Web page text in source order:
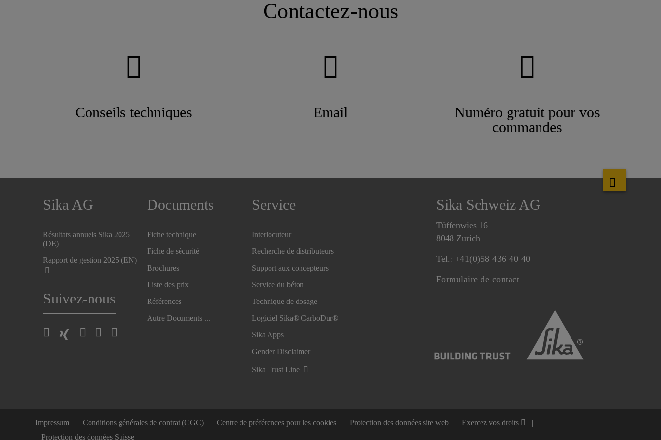
Contactez-nous
Conseils techniques Email
Numéro gratuit pour vos
commandes
Sika AG
Résultats annuels Sika 2025
(DE)
Rapport de gestion 2025 (EN)
Suivez-nous
Documents
Fiche technique
Fiche de sécurité
Brochures
Liste des prix
Références
Autre Documents ...
Service
Interlocuteur
Recherche de distributeurs
Support aux concepteurs
Service du béton
Technique de dosage
Logiciel Sika® CarboDur®
Sika Apps
Gender Disclaimer
Sika Trust Line
Sika Schweiz AG
Tüffenwies 16
8048 Zurich
Tel.: +41(0)58 436 40 40
Formulaire de contact
Impressum Conditions générales de contrat (CGC) Centre de préférences pour les cookies Protection des données site web
Exercez vos droits
Protection des données Suisse